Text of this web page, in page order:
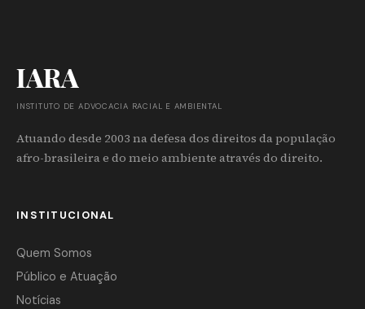
IARA
INSTITUTO DE ADVOCACIA RACIAL E AMBIENTAL
Atuando desde 2003 na defesa dos direitos da população
afro-brasileira e do meio ambiente através do direito.
INSTITUCIONAL
Quem Somos
Público e Atuação
Notícias